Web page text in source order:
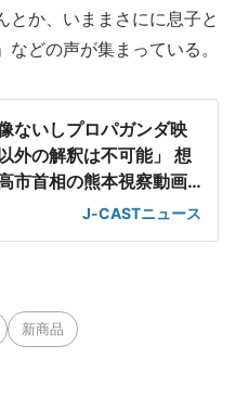
とか、いままさにに息子と
どの声が集まっている。
ないしプロパガンダ映
外の解釈は不可能」 想
市首相の熊本視察動画
J-CASTニュース
新商品